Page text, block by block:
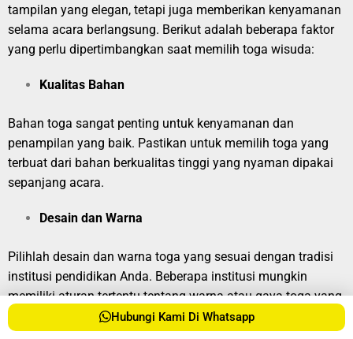
Hubungi Kami Di Whatsapp
tampilan yang elegan, tetapi juga memberikan kenyamanan
selama acara berlangsung. Berikut adalah beberapa faktor
yang perlu dipertimbangkan saat memilih toga wisuda:
Kualitas Bahan
Bahan toga sangat penting untuk kenyamanan dan
penampilan yang baik. Pastikan untuk memilih toga yang
terbuat dari bahan berkualitas tinggi yang nyaman dipakai
sepanjang acara.
Desain dan Warna
Pilihlah desain dan warna toga yang sesuai dengan tradisi
institusi pendidikan Anda. Beberapa institusi mungkin
memiliki aturan tertentu tentang warna atau gaya toga yang
diperbolehkan.